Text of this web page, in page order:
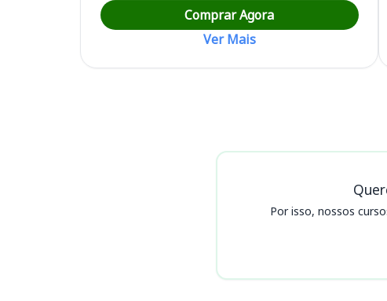
Comprar Agora
Ver Mais
Por isso, nossos